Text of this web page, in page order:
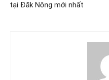
tại Đăk Nông mới nhất